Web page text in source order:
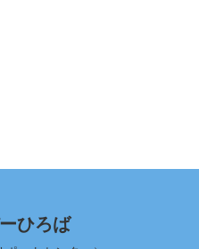
ひろば